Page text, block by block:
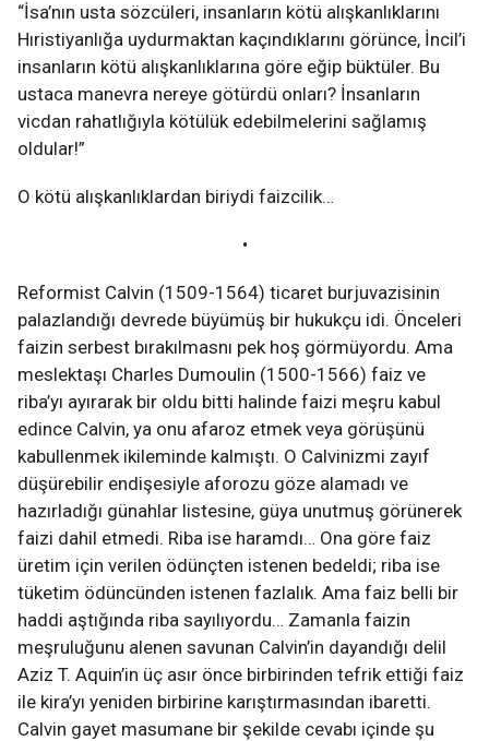
“İsa’nın usta sözcüleri, insanların kötü alışkanlıklarını
Hıristiyanlığa uydurmaktan kaçındıklarını görünce, İncil’i
insanların kötü alışkanlıklarına göre eğip büktüler. Bu
ustaca manevra nereye götürdü onları? İnsanların
vicdan rahatlığıyla kötülük edebilmelerini sağlamış
oldular!”
O kötü alışkanlıklardan biriydi faizcilik…
•
Reformist Calvin (1509-1564) ticaret burjuvazisinin
palazlandığı devrede büyümüş bir hukukçu idi. Önceleri
faizin serbest bırakılmasnı pek hoş görmüyordu. Ama
meslektaşı Charles Dumoulin (1500-1566) faiz ve
riba’yı ayırarak bir oldu bitti halinde faizi meşru kabul
edince Calvin, ya onu afaroz etmek veya görüşünü
kabullenmek ikileminde kalmıştı. O Calvinizmi zayıf
düşürebilir endişesiyle aforozu göze alamadı ve
hazırladığı günahlar listesine, güya unutmuş görünerek
faizi dahil etmedi. Riba ise haramdı… Ona göre faiz
üretim için verilen ödünçten istenen bedeldi; riba ise
tüketim ödüncünden istenen fazlalık. Ama faiz belli bir
haddi aştığında riba sayılıyordu… Zamanla faizin
meşruluğunu alenen savunan Calvin’in dayandığı delil
Aziz T. Aquin’in üç asır önce birbirinden tefrik ettiği faiz
ile kira’yı yeniden birbirine karıştırmasından ibaretti.
Calvin gayet masumane bir şekilde cevabı içinde şu